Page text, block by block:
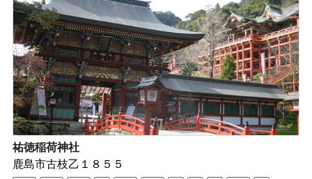
祐徳稲荷神社
鹿島市古枝乙１８５５